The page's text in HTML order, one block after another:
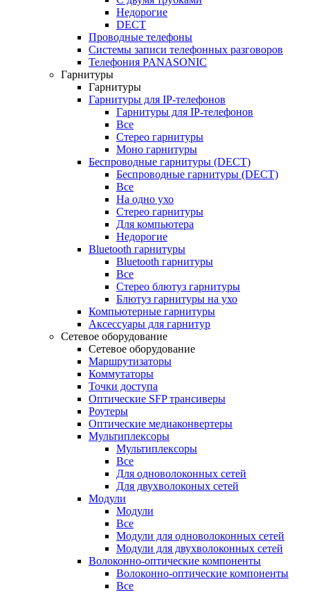
Недорогие
DECT
Проводные телефоны
Системы записи телефонных разговоров
Телефония PANASONIC
Гарнитуры
Гарнитуры
Гарнитуры для IP-телефонов
Гарнитуры для IP-телефонов
Все
Стерео гарнитуры
Моно гарнитуры
Беспроводные гарнитуры (DECT)
Беспроводные гарнитуры (DECT)
Все
На одно ухо
Стерео гарнитуры
Для компьютера
Недорогие
Bluetooth гарнитуры
Bluetooth гарнитуры
Все
Стерео блютуз гарнитуры
Блютуз гарнитуры на ухо
Компьютерные гарнитуры
Аксессуары для гарнитур
Сетевое оборудование
Сетевое оборудование
Маршрутизаторы
Коммутаторы
Точки доступа
Оптические SFP трансиверы
Роутеры
Оптические медиаконвертеры
Мультиплексоры
Мультиплексоры
Все
Для одноволоконных сетей
Для двухволоконых сетей
Модули
Модули
Все
Модули для одноволоконных сетей
Модули для двухволоконных сетей
Волоконно-оптические компоненты
Волоконно-оптические компоненты
Все